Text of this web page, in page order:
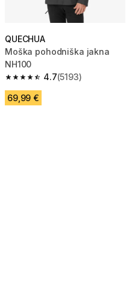
QUECHUA
Moška pohodniška jakna
NH100
4.7
4.7 od 5 zvezdic from 5193
(5193)
69,99 €